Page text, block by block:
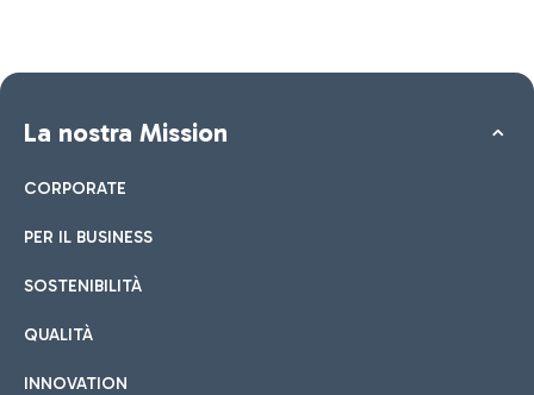
La nostra Mission
CORPORATE
PER IL BUSINESS
SOSTENIBILITÀ
QUALITÀ
INNOVATION